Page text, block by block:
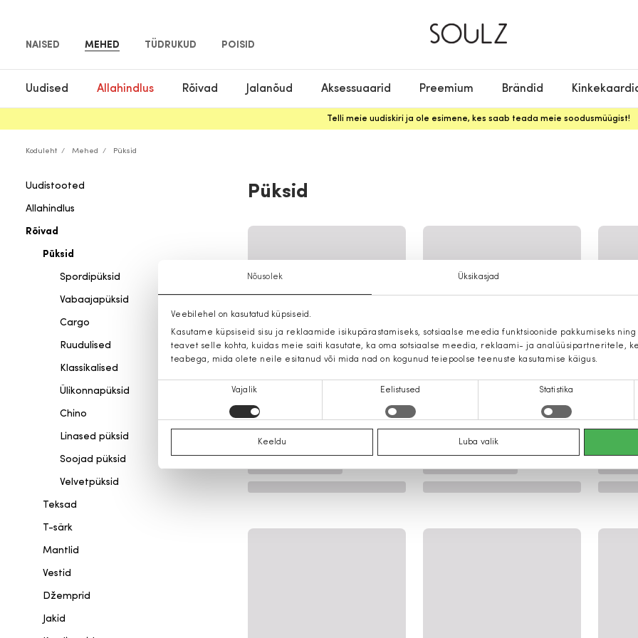
Nõusolek Üksikasjad
Veebilehel on kasutatud küpsiseid.
Kasutame küpsiseid sisu ja reklaamide isikupärastamiseks, sotsiaalse meedia funktsioonide pakkumiseks
teavet selle kohta, kuidas meie saiti kasutate, ka oma sotsiaalse meedia, reklaami- ja analüüsipartneritele,
teabega, mida olete neile esitanud või mida nad on kogunud teiepoolse teenuste kasutamise käigus.
Vajalik Eelistused Statistika
Keeldu Luba valik
NAISED MEHED TÜDRUKUD POISID
Uudised Allahindlus Rõivad Jalanõud Aksessuaarid Preemium Brändid
Telli meie uudiskiri ja ole esimene, kes saab teada meie soodusmüügist!
Koduleht Mehed Püksid
Uudistooted
Allahindlus
Rõivad
Püksid
Spordipüksid
Vabaajapüksid
Cargo
Ruudulised
Klassikalised
Ülikonnapüksid
Chino
Linased püksid
Soojad püksid
Velvetpüksid
Teksad
T-särk
Mantlid
Vestid
Džemprid
Jakid
Püksid